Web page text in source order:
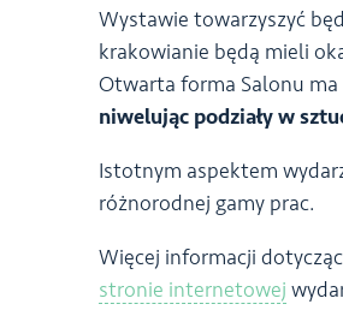
Wystawie towarzyszyć
krakowianie będą mieli
Otwarta forma Salonu ma
niwelując podziały w
Istotnym aspektem
różnorodnej gamy prac.
Więcej informacji
stronie internetowej